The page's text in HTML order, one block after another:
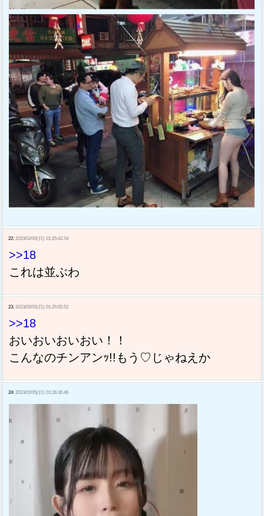
22: 2023/02/05(日) 01:25:42.54
>>18
これは並ぶわ
23: 2023/02/05(日) 01:25:55.52
>>18
おいおいおいおい！！
こんなのチンアンｯ!!もう♡じゃねえか
24: 2023/02/05(日) 01:26:30.46